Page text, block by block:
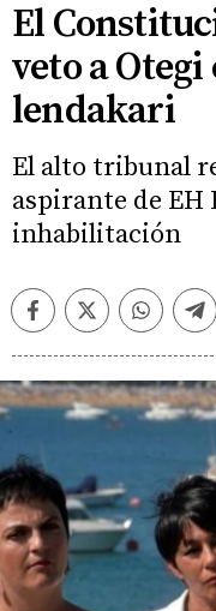
El
veto a
lendakari
El alto tribunal
aspirante de
inhabilitación
FacebookTwitter